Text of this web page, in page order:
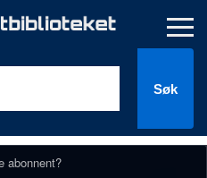
Søk
abonnent?